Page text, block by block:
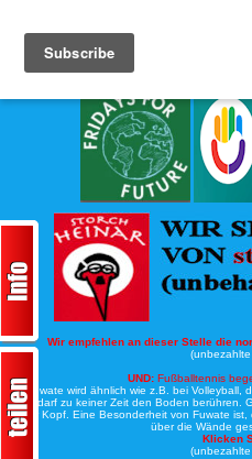
Wir empfehlen an dieser Stelle die
UND: Fußballtennis
Bei Fuwate wird ähnlich wie z.B. bei Volleyball,
Ball darf zu keiner Zeit den Boden berühren.
oder Kopf. Eine Besonderheit von Fuwate
über die Wände
Klicken